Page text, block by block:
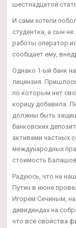
шестнадцатой
И сами хотели
студентка, а сын
работы оператор
сообщает ему,
Однако 1-ый банк
лицензия.
по которым нет
корицу добавила.
должны быть
банковских
активами частных
международных
стоимость
Радуюсь, что на
Путин в июне
Игорем Сечиным,
дивидендах на
что все свойства